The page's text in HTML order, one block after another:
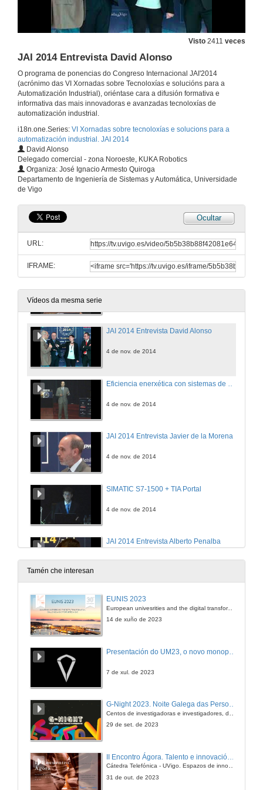
Visto 2411 veces
JAI 2014 Entrevista David Alonso
O programa de ponencias do Congreso Internacional JAI'2014
(acrónimo das VI Xornadas sobre Tecnoloxías e solucións para a
Automatización Industrial), oriéntase cara a difusión formativa e
informativa das mais innovadoras e avanzadas tecnoloxías de
automatización industrial.
i18n.one.Series: VI Xornadas sobre tecnoloxías e solucions para a
automatización industrial. JAI 2014
David Alonso
Delegado comercial - zona Noroeste, KUKA Robotics
Organiza: José Ignacio Armesto Quiroga
Departamento de Ingeniería de Sistemas y Automática, Universidade
de Vigo
Ocultar
URL:
IFRAME:
Vídeos da mesma serie
JAI 2014 Entrevista Luis Navarra
4 de nov. de 2014
JAI 2014 Entrevista Manuel Álvarez
4 de nov. de 2014
Robot, proxecto de integración
JAI 2014 Entrevista David Alonso
4 de nov. de 2014
4 de nov. de 2014
JAI 2014 Entrevista Javier de la Morena
4 de nov. de 2014
SIMATIC S7-1500 + TIA Portal
4 de nov. de 2014
JAI 2014 Entrevista Alberto Penalba
4 de nov. de 2014
JAI 2014 Entrevista Víctor Alonso
Tamén che interesan
EUNIS 2023
European univesrities and the digital transformation: challenges and opportunities ahead
14 de xuño de 2023
7 de xul. de 2023
G-Night 2023. Noite Galega das Persoas Investigadoras. Conciencias creativas
29 de set. de 2023
Cátedra Telefónica - UVigo. Espazos de innovación
31 de out. de 2023